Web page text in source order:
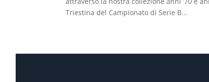
Triestina del Campionato di Serie B...